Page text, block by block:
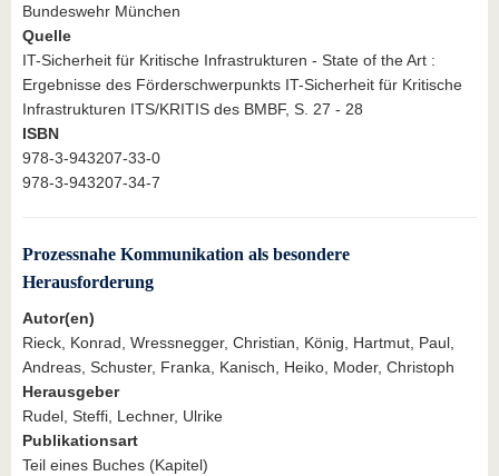
Bundeswehr München
Quelle
IT-Sicherheit für Kritische Infrastrukturen - State of the Art :
Ergebnisse des Förderschwerpunkts IT-Sicherheit für Kritische
Infrastrukturen ITS/KRITIS des BMBF, S. 27 - 28
ISBN
978-3-943207-33-0
978-3-943207-34-7
Prozessnahe Kommunikation als besondere
Herausforderung
Autor(en)
Rieck, Konrad, Wressnegger, Christian, König, Hartmut, Paul,
Andreas, Schuster, Franka, Kanisch, Heiko, Moder, Christoph
Herausgeber
Rudel, Steffi, Lechner, Ulrike
Publikationsart
Teil eines Buches (Kapitel)